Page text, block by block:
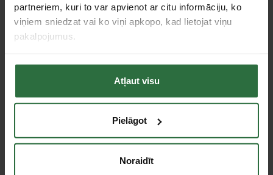
partneriem, kuri to var apvienot ar citu informāciju, ko
viņiem sniedzat vai ko viņi apkopo, kad lietojat viņu
pakalpojumus.
Atļaut visu
Pielāgot
Noraidīt
Mērīšanas precizitāte, mērot nestandartā
0,043° / 0,75 mm/m
Tie, kas apskatīja šo preci, tāpat interesējās par...
Failed to load product list.